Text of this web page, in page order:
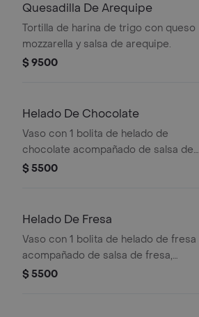
Quesadilla De Arequipe
Tortilla de harina de trigo con queso
mozzarella y salsa de arequipe.
$ 9500
Helado De Chocolate
Vaso con 1 bolita de helado de
chocolate acompañado de salsa de
fresa, chocolate o arequipe.
$ 5500
Helado De Fresa
Vaso con 1 bolita de helado de fresa
acompañado de salsa de fresa,
chocolate o arequipe.
$ 5500